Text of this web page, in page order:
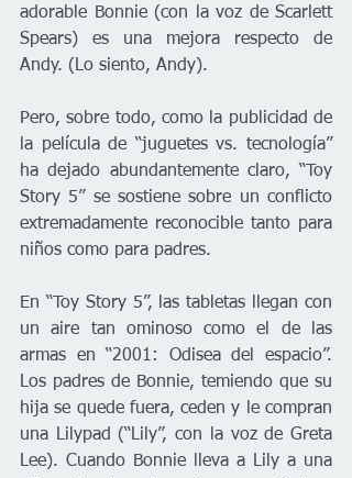
adorable Bonnie (con la voz de Scarlett
Spears) es una mejora respecto de
Andy. (Lo siento, Andy).
Pero, sobre todo, como la publicidad de
la película de “juguetes vs. tecnología”
ha dejado abundantemente claro, “Toy
Story 5” se sostiene sobre un conflicto
extremadamente reconocible tanto para
niños como para padres.
En “Toy Story 5”, las tabletas llegan con
un aire tan ominoso como el de las
armas en “2001: Odisea del espacio”.
Los padres de Bonnie, temiendo que su
hija se quede fuera, ceden y le compran
una Lilypad (“Lily”, con la voz de Greta
Lee). Cuando Bonnie lleva a Lily a una